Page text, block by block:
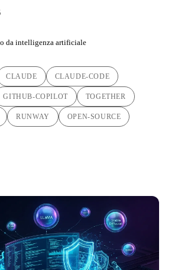
da intelligenza artificiale
CLAUDE CLAUDE-CODE
GITHUB-COPILOT TOGETHER
RUNWAY OPEN-SOURCE